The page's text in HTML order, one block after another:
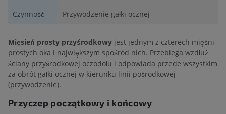
Czynność
Przywodzenie gałki ocznej
Mięsień prosty przyśrodkowy jest jednym z czterech mięśni
prostych oka i największym spośród nich. Przebiega wzdłuż
ściany przyśrodkowej oczodołu i odpowiada przede wszystkim
za obrót gałki ocznej w kierunku linii pośrodkowej
(przywodzenie).
Przyczep początkowy i końcowy